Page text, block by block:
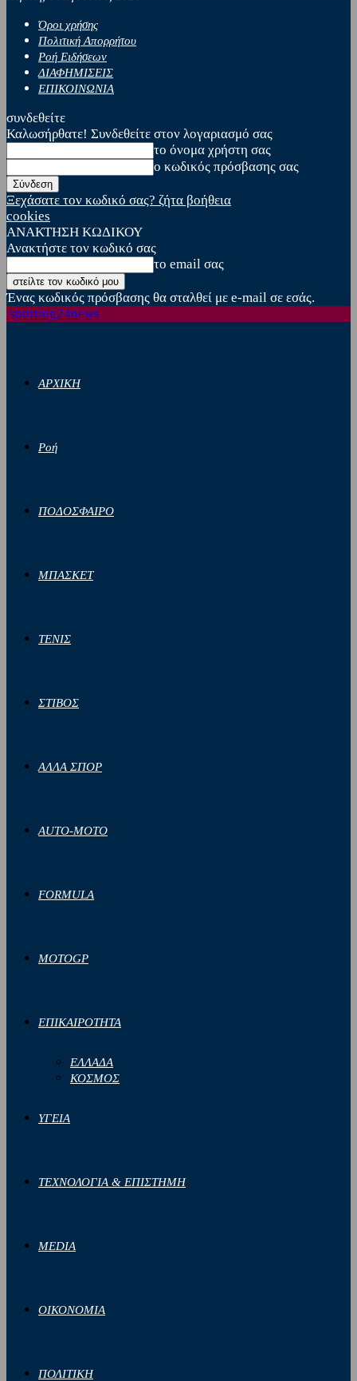
Όροι χρήσης
Πολιτική Απορρήτου
Ροή Ειδήσεων
ΔΙΑΦΗΜΙΣΕΙΣ
ΕΠΙΚΟΙΝΩΝΙΑ
συνδεθείτε
Καλωσήρθατε! Συνδεθείτε στον λογαριασμό σας
το όνομα χρήστη σας
ο κωδικός πρόσβασης σας
Ξεχάσατε τον κωδικό σας? ζήτα βοήθεια
cookies
ΑΝΑΚΤΗΣΗ ΚΩΔΙΚΟΥ
Ανακτήστε τον κωδικό σας
το email σας
Ένας κωδικός πρόσβασης θα σταλθεί με e-mail σε εσάς.
sporting24news
ΑΡΧΙΚΗ
Ροή
ΠΟΔΟΣΦΑΙΡΟ
ΜΠΑΣΚΕΤ
ΤΕΝΙΣ
ΣΤΙΒΟΣ
ΑΛΛΑ ΣΠΟΡ
AUTO-MOTO
FORMULA
MOTOGP
ΕΠΙΚΑΙΡΟΤΗΤΑ
ΕΛΛΑΔΑ
ΚΟΣΜΟΣ
ΥΓΕΙΑ
ΤΕΧΝΟΛΟΓΙΑ & ΕΠΙΣΤΗΜΗ
MEDIA
ΟΙΚΟΝΟΜΙΑ
ΠΟΛΙΤΙΚΗ